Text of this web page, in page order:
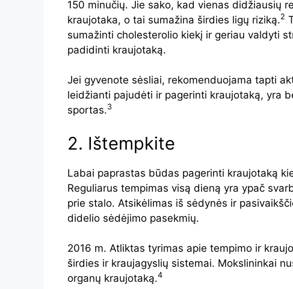
150 minučių. Jie sako, kad vienas didžiausių
kraujotaka, o tai sumažina širdies ligų riziką.2
sumažinti cholesterolio kiekį ir geriau valdyti
padidinti kraujotaką.
Jei gyvenote sėsliai, rekomenduojama tapti
leidžianti pajudėti ir pagerinti kraujotaką, yra
sportas.3
2. Ištempkite
Labai paprastas būdas pagerinti kraujotaką
Reguliarus tempimas visą dieną yra ypač
prie stalo. Atsikėlimas iš sėdynės ir
didelio sėdėjimo pasekmių.
2016 m. Atliktas tyrimas apie tempimo ir
širdies ir kraujagyslių sistemai. Mokslininkai
organų kraujotaką.4